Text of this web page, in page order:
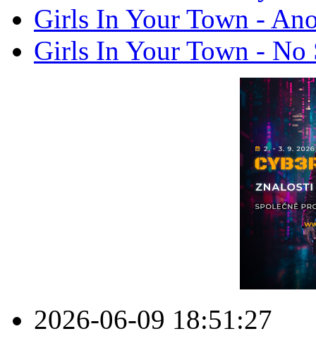
Girls In Your Town -
Girls In Your Town - No
2026-06-09 18:51:27